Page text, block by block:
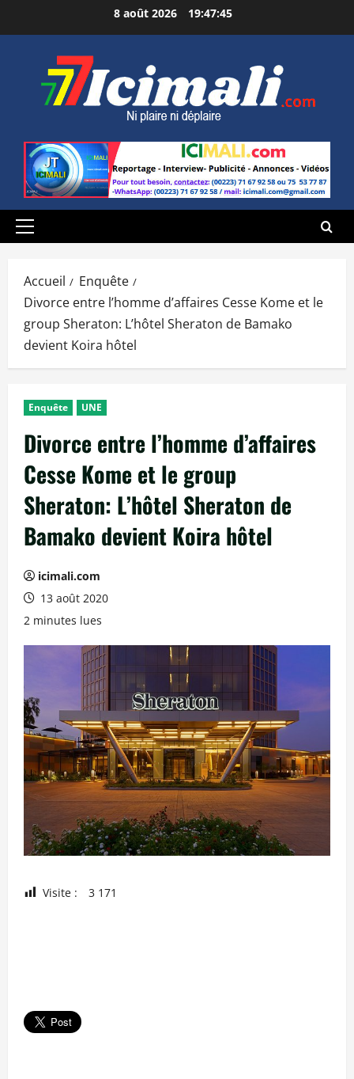
au
8 août 2026 19:47:46
Menu
Accueil
Enquête
Divorce entre l’homme d’affaires Cesse Kome et le
group Sheraton: L’hôtel Sheraton de Bamako
devient Koira hôtel
Enquête UNE
Divorce entre l’homme d’affaires
Cesse Kome et le group
Sheraton: L’hôtel Sheraton de
Bamako devient Koira hôtel
icimali.com
13 août 2020
2 minutes lues
Visite : 3 171